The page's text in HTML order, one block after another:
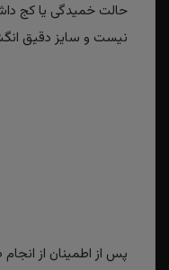
حالت خمیدگی یا کج
نیست و سایز دقیق
پس از اطمینان از